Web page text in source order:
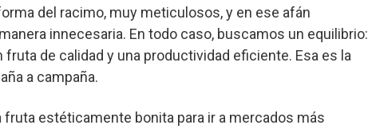
del racimo, muy meticulosos, y en ese afán
innecesaria. En todo caso, buscamos un equilibrio:
de calidad y una productividad eficiente. Esa es la
a campaña.
estéticamente bonita para ir a mercados más